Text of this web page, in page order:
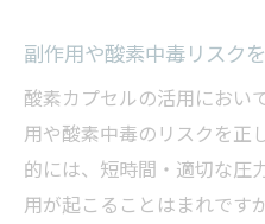
副作用や酸素中毒リスク
酸素カプセルの活用におい
用や酸素中毒のリスクを正
的には、短時間・適切な圧
用が起こることはまれです